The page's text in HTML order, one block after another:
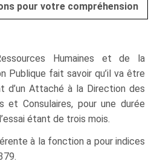
pour votre compréhension
Humaines et de la
Publique fait savoir qu’il va être
d’un Attaché à la Direction des
et Consulaires, pour une durée
étant de trois mois.
à la fonction a pour indices